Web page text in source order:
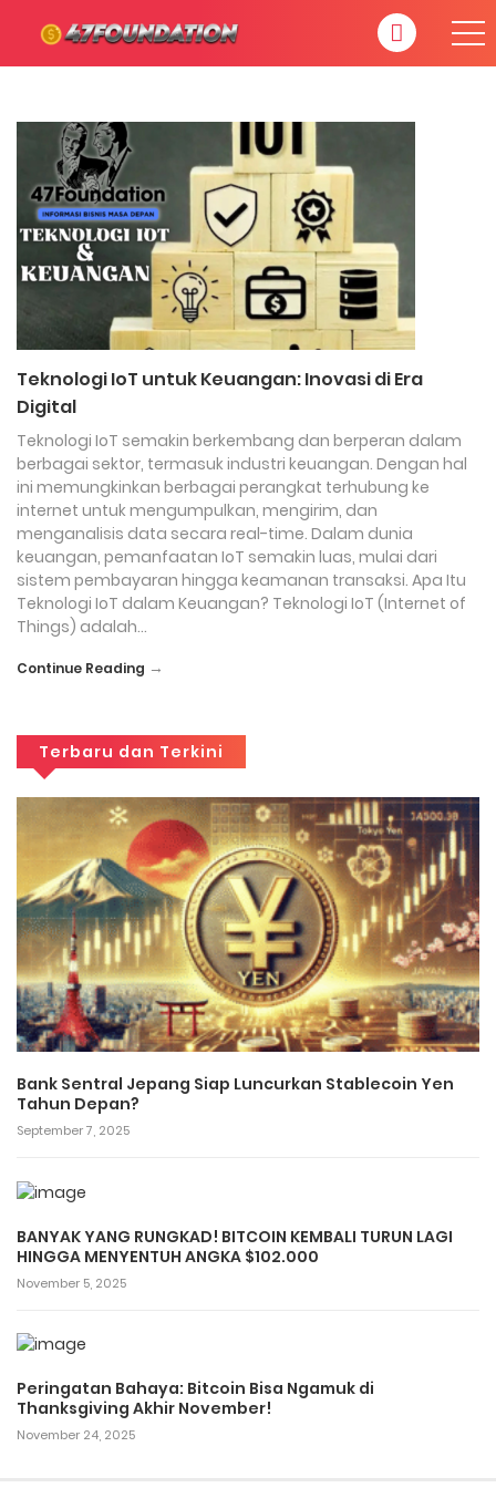
Teknologi IoT untuk Keuangan: Inovasi di Era
Digital
Teknologi IoT semakin berkembang dan berperan dalam
berbagai sektor, termasuk industri keuangan. Dengan hal
ini memungkinkan berbagai perangkat terhubung ke
internet untuk mengumpulkan, mengirim, dan
menganalisis data secara real-time. Dalam dunia
keuangan, pemanfaatan IoT semakin luas, mulai dari
sistem pembayaran hingga keamanan transaksi. Apa Itu
Teknologi IoT dalam Keuangan? Teknologi IoT (Internet of
Things) adalah…
Continue Reading →
Terbaru dan Terkini
Bank Sentral Jepang Siap Luncurkan Stablecoin Yen
Tahun Depan?
September 7, 2025
BANYAK YANG RUNGKAD! BITCOIN KEMBALI TURUN LAGI
HINGGA MENYENTUH ANGKA $102.000
November 5, 2025
Peringatan Bahaya: Bitcoin Bisa Ngamuk di
Thanksgiving Akhir November!
November 24, 2025